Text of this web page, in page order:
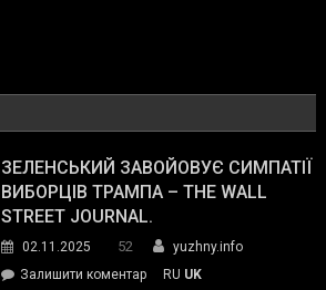
ЗЕЛЕНСЬКИЙ ЗАВОЙОВУЄ СИМПАТІЇ
ВИБОРЦІВ ТРАМПА – THE WALL
STREET JOURNAL.
02.11.2025 52
yuzhny.info
Залишити коментарon
RU UK